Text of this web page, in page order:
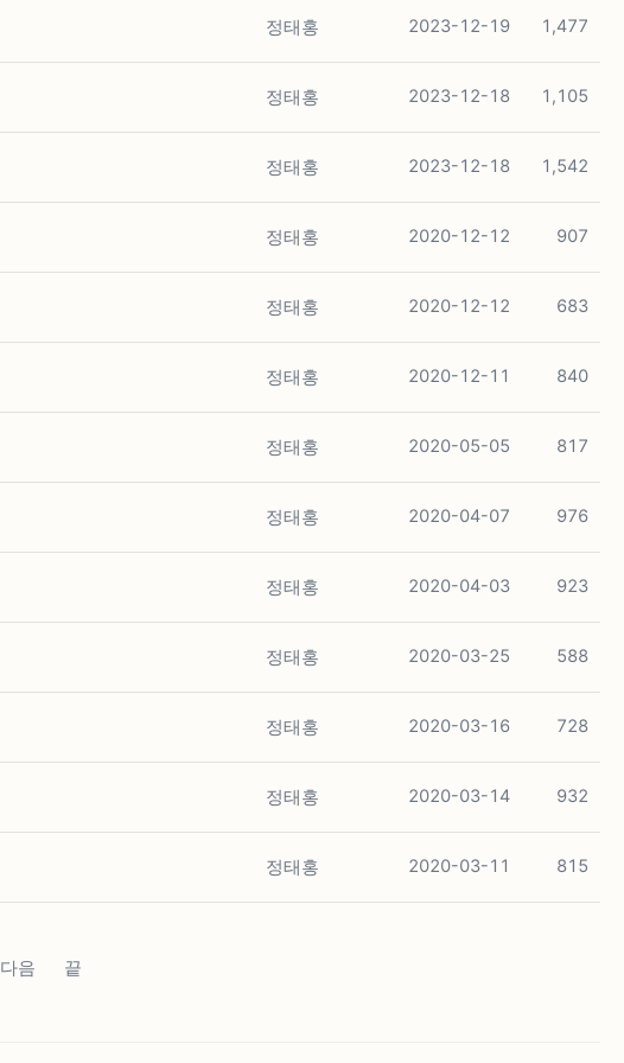
정태홍 2023-12-19 1,477
정태홍 2023-12-18 1,105
정태홍 2023-12-18 1,542
정태홍 2020-12-12 907
정태홍 2020-12-12 683
정태홍 2020-12-11 840
정태홍 2020-05-05 817
정태홍 2020-04-07 976
정태홍 2020-04-03 923
정태홍 2020-03-25 588
정태홍 2020-03-16 728
정태홍 2020-03-14 932
정태홍 2020-03-11 815
다음 끝